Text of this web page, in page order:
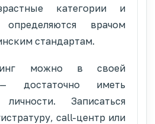
категории и
определяются врачом
стандартам.
можно в своей
достаточно иметь
личности. Записаться
call-центр или